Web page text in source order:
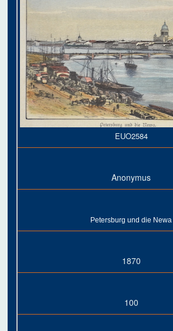
EUO2584
Anonymus
Petersburg und die Newa
1870
100